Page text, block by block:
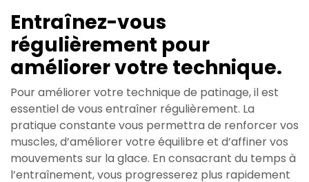
Entraînez-vous
régulièrement pour
améliorer votre technique.
Pour améliorer votre technique de patinage, il est
essentiel de vous entraîner régulièrement. La
pratique constante vous permettra de renforcer vos
muscles, d’améliorer votre équilibre et d’affiner vos
mouvements sur la glace. En consacrant du temps à
l’entraînement, vous progresserez plus rapidement